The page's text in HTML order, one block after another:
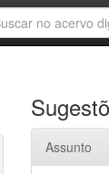
Assunto